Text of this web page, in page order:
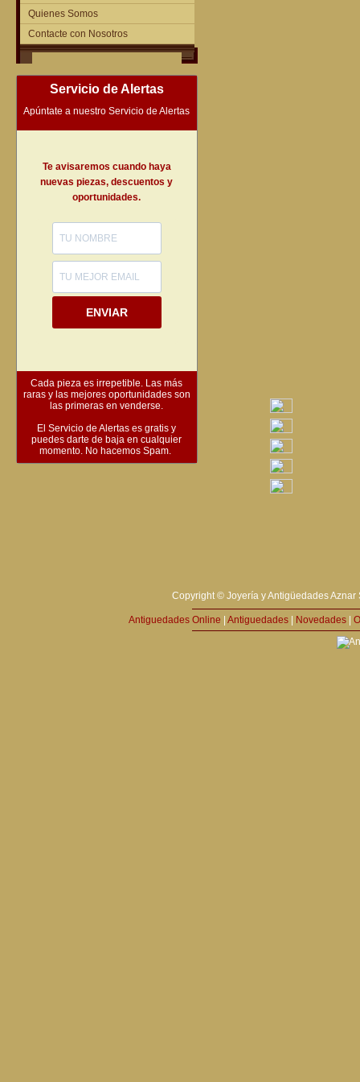
Quienes Somos
Contacte con Nosotros
Servicio de Alertas
Apúntate a nuestro Servicio de Alertas
Te avisaremos cuando haya
nuevas piezas, descuentos y
oportunidades.
ENVIAR
Cada pieza es irrepetible. Las más
raras y las mejores oportunidades son
las primeras en venderse.
El Servicio de Alertas es gratis y
puedes darte de baja en cualquier
momento. No hacemos Spam.
Copyright © Joyería y Antigüedades
Antiguedades Online Antiguedades Novedades